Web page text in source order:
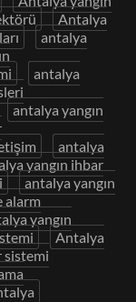
Antalya
antalya
antalya
antalya yangın
antalya
yangın ihbar
antalya yangın
alarm
yangın
Antalya
sistemi